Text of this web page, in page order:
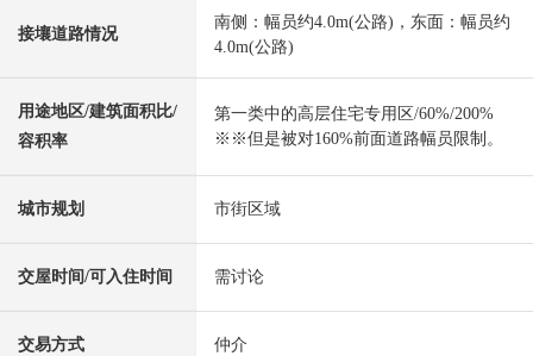
接壤道路情况
南侧：幅员约4.0m(公路)，东面：幅员约
4.0m(公路)
用途地区/建筑面积比/
容积率
第一类中的高层住宅专用区/60%/200%
※※但是被对160%前面道路幅员限制。
城市规划 市街区域
交屋时间/可入住时间 需讨论
交易方式 仲介